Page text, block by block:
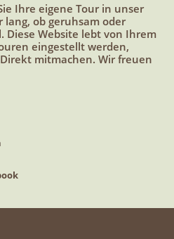
Ihre eigene Tour in unser
lang, ob geruhsam oder
Diese Website lebt von Ihrem
eingestellt werden,
mitmachen. Wir freuen